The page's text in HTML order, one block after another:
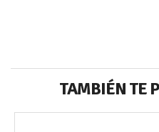
TAMBIÉN TE